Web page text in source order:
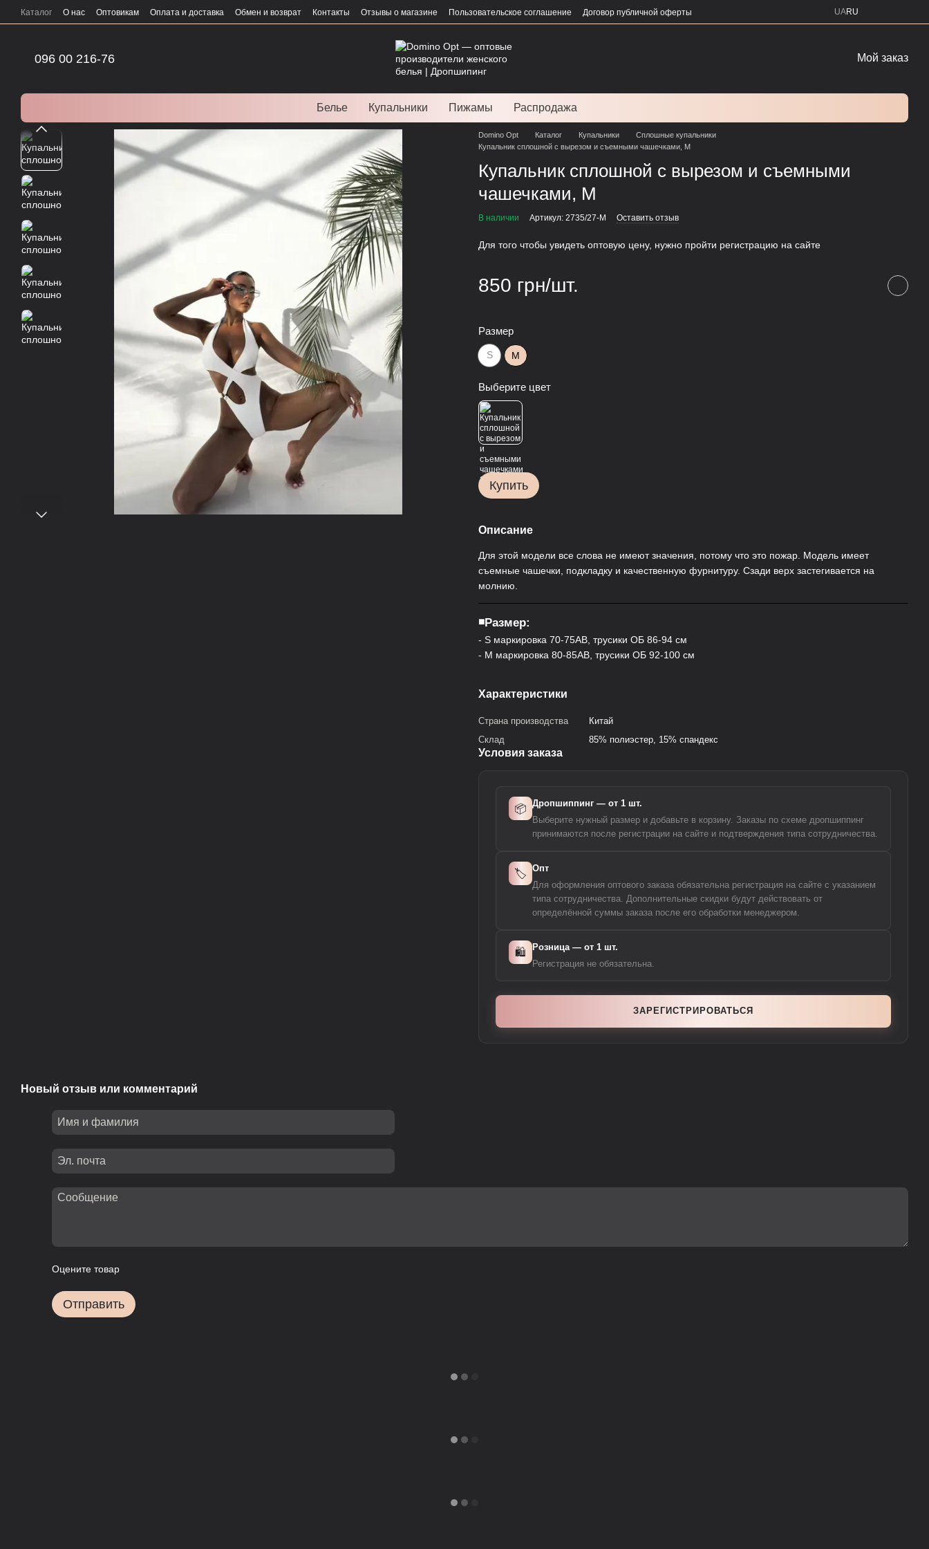
Перейти к основному контенту
Каталог О нас Оптовикам Оплата и доставка Обмен и возврат Контакты Отзывы о магазине Пользовательское соглашение Договор публичной оферты UARU
096 00 216-76 Мой заказ
Белье Купальники Пижамы Распродажа
Domino Opt Каталог Купальники
Сплошные купальники
Купальник сплошной с вырезом и съемными чашечками, М
Купальник сплошной с вырезом и съемными
чашечками, М
В наличии Артикул: 2735/27-M Оставить отзыв
Для того чтобы увидеть оптовую цену, нужно пройти регистрацию на сайте
850 грн/шт.
Размер
S M
Выберите цвет
Купить
Описание
Для этой модели все слова не имеют значения, потому что это пожар. Модель имеет
съемные чашечки, подкладку и качественную фурнитуру. Сзади верх застегивается на
молнию.
◾️Размер:
- S маркировка 70-75AB, трусики ОБ 86-94 см
- M маркировка 80-85AB, трусики ОБ 92-100 см
Характеристики
Страна производства
Китай
Склад
85% полиэстер, 15% спандекс
Условия заказа
📦 Дропшиппинг — от 1 шт.
Выберите нужный размер и добавьте в корзину. Заказы по схеме дропшиппинг
принимаются после регистрации на сайте и подтверждения типа сотрудничества.
🏷️ Опт
Для оформления оптового заказа обязательна регистрация на сайте с указанием
типа сотрудничества. Дополнительные скидки будут действовать от
определённой суммы заказа после его обработки менеджером.
🛍️ Розница — от 1 шт.
Регистрация не обязательна.
ЗАРЕГИСТРИРОВАТЬСЯ
Новый отзыв или комментарий
Оцените товар
Отправить